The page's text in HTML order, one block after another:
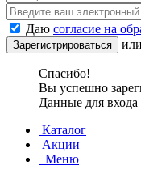
Даю согласие на
или
Спасибо!
Вы успешно
Данные для
Каталог
Акции
Меню